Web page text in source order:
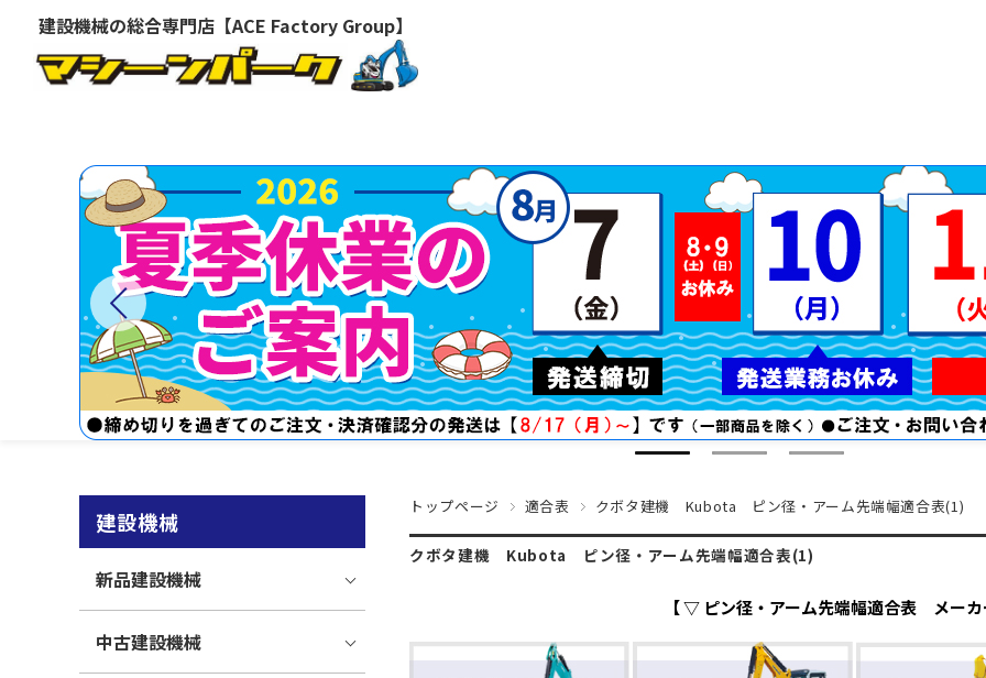
建設機械の総合専門店【ACE Factory Group】
トップページ 適合表 クボタ建機 Kubota ピン径・アーム先端幅適合表(1)
クボタ建機 Kubota ピン径・アーム先端幅適合表(1)
【 ▽ ピン径・アーム先端幅適合表 メー
建設機械
新品建設機械
中古建設機械